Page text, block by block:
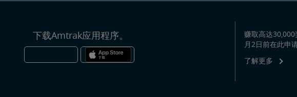
下载Amtrak应用程序。
赚取高达
月2日前在此申请
了解更多